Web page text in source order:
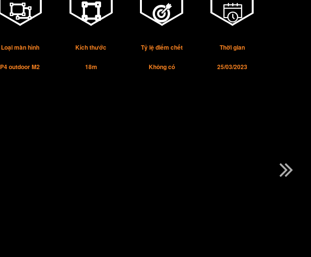
Loại màn hình
P4 outdoor M2
Kích thước
18m
Tỷ lệ điểm chết
Không có
Thời gian
25/03/2023